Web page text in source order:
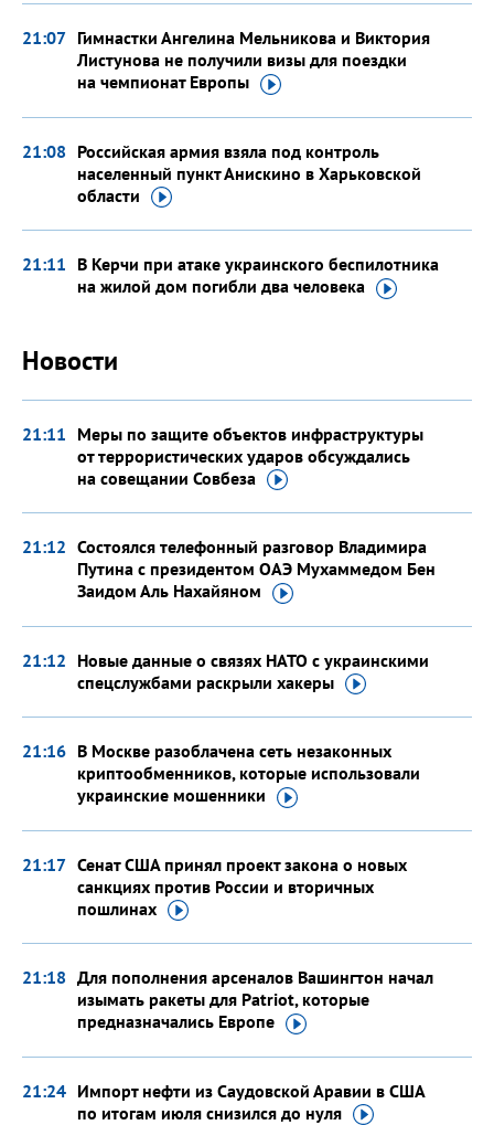
21:07 Гимнастки Ангелина Мельникова и Виктория
Листунова не получили визы для поездки
на чемпионат Европы
21:08 Российская армия взяла под контроль
населенный пункт Анискино в Харьковской
области
21:11 В Керчи при атаке украинского беспилотника
на жилой дом погибли два человека
Новости
21:11 Меры по защите объектов инфраструктуры
от террористических ударов обсуждались
на совещании Совбеза
21:12 Состоялся телефонный разговор Владимира
Путина с президентом ОАЭ Мухаммедом Бен
Заидом Аль Нахайяном
21:12 Новые данные о связях НАТО с украинскими
спецслужбами раскрыли хакеры
21:16 В Москве разоблачена сеть незаконных
криптообменников, которые использовали
украинские мошенники
21:17 Сенат США принял проект закона о новых
санкциях против России и вторичных
пошлинах
21:18 Для пополнения арсеналов Вашингтон начал
изымать ракеты для Patriot, которые
предназначались Европе
21:24 Импорт нефти из Саудовской Аравии в США
по итогам июля снизился до нуля